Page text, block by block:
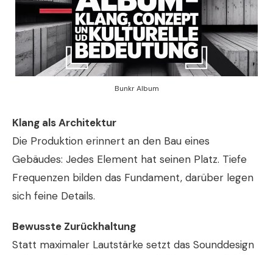
Bunkr Album
Klang als Architektur
Die Produktion erinnert an den Bau eines
Gebäudes: Jedes Element hat seinen Platz. Tiefe
Frequenzen bilden das Fundament, darüber legen
sich feine Details.
Bewusste Zurückhaltung
Statt maximaler Lautstärke setzt das Sounddesign